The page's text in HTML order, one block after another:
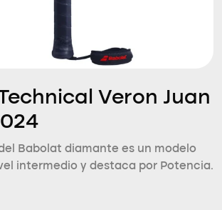
Veron Juan
Babolat diamante es un modelo
intermedio y destaca por Potencia.